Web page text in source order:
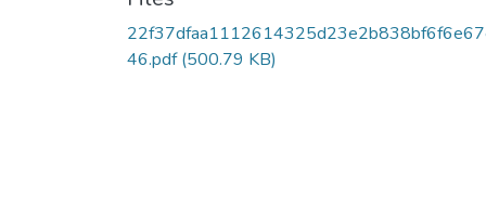
46.pdf(500.79 KB)